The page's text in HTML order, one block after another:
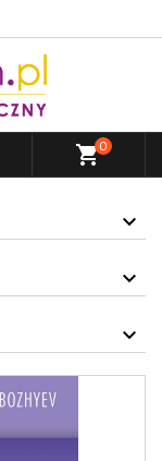
shopping_cart0